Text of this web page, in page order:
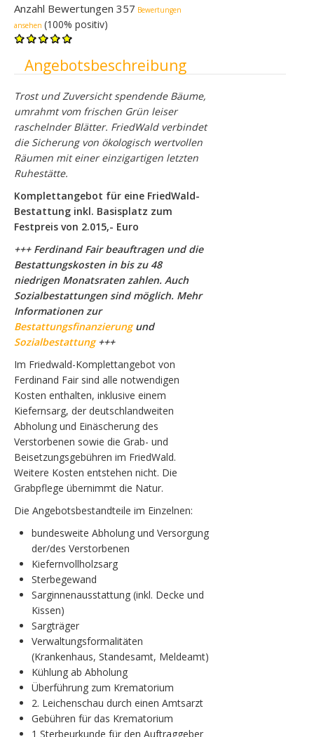
Anzahl Bewertungen 357 Bewertungen
ansehen (100% positiv)
Ausblenden
Angebotsbeschreibung
Trost und Zuversicht spendende Bäume,
umrahmt vom frischen Grün leiser
raschelnder Blätter. FriedWald verbindet
die Sicherung von ökologisch wertvollen
Räumen mit einer einzigartigen letzten
Ruhestätte.
Komplettangebot für eine FriedWald-
Bestattung inkl. Basisplatz zum
Festpreis von 2.015,- Euro
+++ Ferdinand Fair beauftragen und die
Bestattungskosten in bis zu 48
niedrigen Monatsraten zahlen. Auch
Sozialbestattungen sind möglich. Mehr
Informationen zur
Bestattungsfinanzierungund
Sozialbestattung +++
Im Friedwald-Komplettangebot von
Ferdinand Fair sind alle notwendigen
Kosten enthalten, inklusive einem
Kiefernsarg, der deutschlandweiten
Abholung und Einäscherung des
Verstorbenen sowie die Grab- und
Beisetzungsgebühren im FriedWald.
Weitere Kosten entstehen nicht. Die
Grabpflege übernimmt die Natur.
Die Angebotsbestandteile im Einzelnen:
bundesweite Abholung und Versorgung
der/des Verstorbenen
Kiefernvollholzsarg
Sterbegewand
Sarginnenausstattung (inkl. Decke und
Kissen)
Sargträger
Verwaltungsformalitäten
(Krankenhaus, Standesamt, Meldeamt)
Kühlung ab Abholung
Überführung zum Krematorium
2. Leichenschau durch einen Amtsarzt
Gebühren für das Krematorium
1 Sterbeurkunde für den Auftraggeber